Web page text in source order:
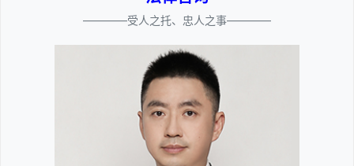
————受人之托、忠人之事————